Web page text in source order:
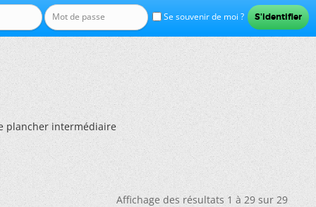
Se souvenir de moi ?
plancher intermédiaire
Affichage des résultats 1 à 29 sur 29